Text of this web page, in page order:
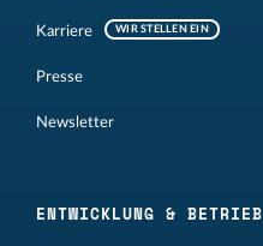
Karriere WIR STELLEN EIN
Presse
Newsletter
ENTWICKLUNG & BETRIEB